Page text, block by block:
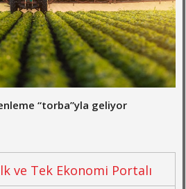
“torba”yla geliyor
ve Tek Ekonomi Portalı